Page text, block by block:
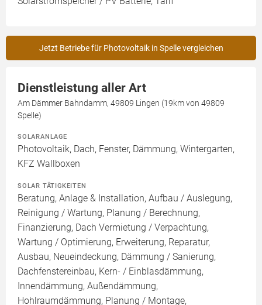
Jetzt Betriebe für Photovoltaik in Spelle vergleichen
Dienstleistung aller Art
Am Dämmer Bahndamm, 49809 Lingen (19km von 49809
Spelle)
SOLARANLAGE
Photovoltaik, Dach, Fenster, Dämmung, Wintergarten,
KFZ Wallboxen
SOLAR TÄTIGKEITEN
Beratung, Anlage & Installation, Aufbau / Auslegung,
Reinigung / Wartung, Planung / Berechnung,
Finanzierung, Dach Vermietung / Verpachtung,
Wartung / Optimierung, Erweiterung, Reparatur,
Ausbau, Neueindeckung, Dämmung / Sanierung,
Dachfenstereinbau, Kern- / Einblasdämmung,
Innendämmung, Außendämmung,
Hohlraumdämmung, Planung / Montage,